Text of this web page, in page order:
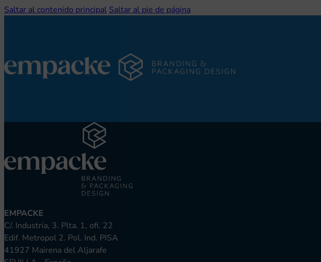
Saltar al contenido principal Saltar al pie de página
EMPACKE
C/. Industria, 3. Plta. 1, ofi. 22
Edif. Metropol 2. Pol. Ind. PISA
41927 Mairena del Aljarafe